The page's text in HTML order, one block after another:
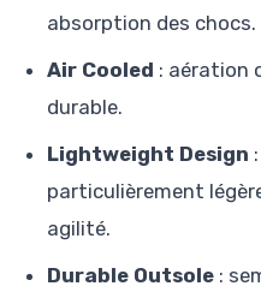
absorption des chocs.
Air Cooled : aération
durable.
Lightweight Design
particulièrement
agilité.
Durable Outsole :